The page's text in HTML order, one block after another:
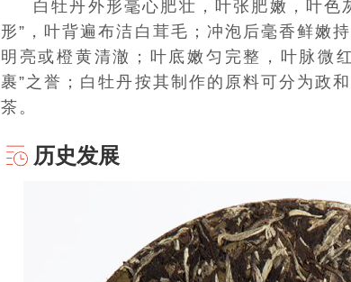
白牡丹外形毫心肥壮，叶张肥嫩，叶色
形”，叶背遍布洁白茸毛；冲泡后毫香鲜嫩
明亮或橙黄清澈； 叶底嫩匀完整，叶脉微
裹”之誉；白牡丹按其制作的原料可分为政
茶。
历史发展